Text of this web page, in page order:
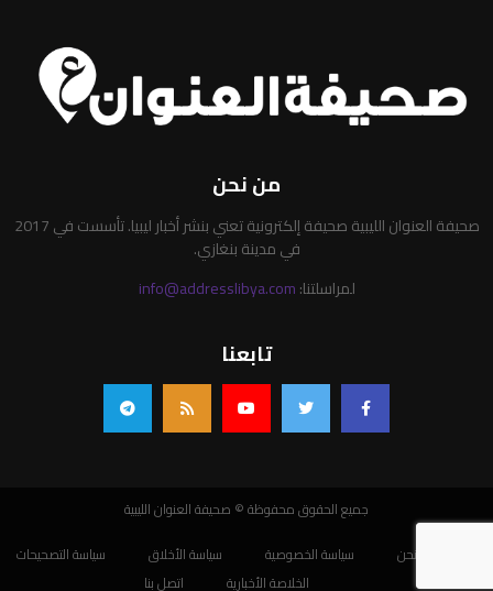
من نحن
صحيفة العنوان الليبية صحيفة إلكترونية تعني بنشر أخبار ليبيا. تأسست في 2017
في مدينة بنغازي.
لمراسلتنا:info@addresslibya.com
تابعنا
جميع الحقوق محفوظة © صحيفة العنوان الليبية
من نحن
سياسة الخصوصية سياسة الأخلاق
سياسة التصحيحات
الخلاصة الأخبارية
اتصل بنا